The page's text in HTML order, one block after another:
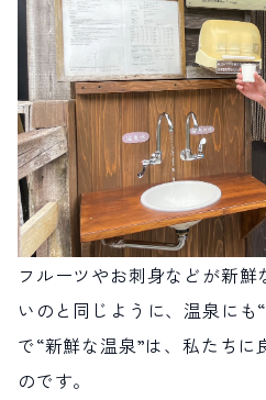
フルーツやお刺身などが新鮮
いのと同じように、温泉にも
で“新鮮な温泉”は、私たちに
のです。